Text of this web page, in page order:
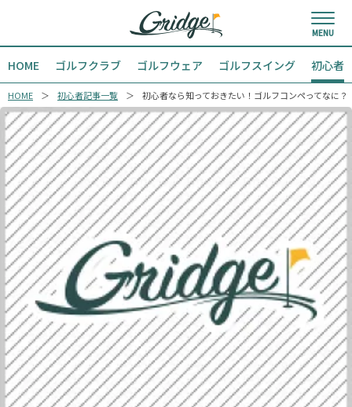
HOME ゴルフクラブ ゴルフウェア ゴルフスイング 初心者
HOME 初心者記事一覧 初心者なら知っておきたい！ゴルフコンペってなに？